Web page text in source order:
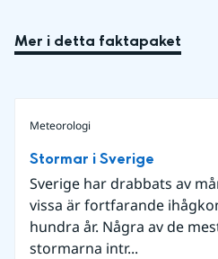
Mer i detta faktapaket
Meteorologi
Stormar i Sverige
Sverige har drabbats av
vissa är fortfarande
hundra år. Några av de
stormarna intr...